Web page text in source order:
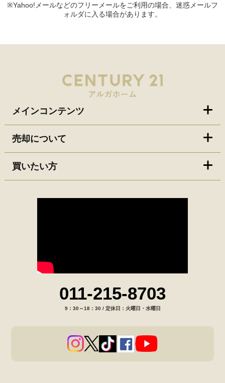
※Yahoo!メールなどのフリーメールをご利用の場合、迷惑メールフ
ォルダに入る場合があります。
メインコンテンツ
売却について
買いたい方
011-215-8703
9：30～18：30 / 定休日：火曜日・水曜日